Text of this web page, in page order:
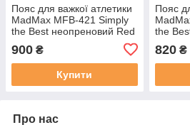
Пояс для важкої атлетики
MadMax MFB-421 Simply
the Best неопреновий Red
900 ₴
Купити
Пояс
the
820₴
Про нас